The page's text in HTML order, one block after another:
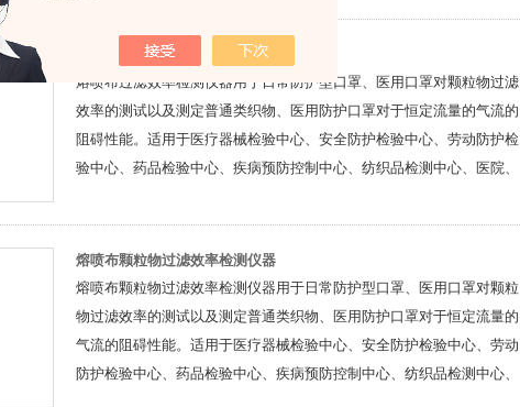
熔喷布过滤效率检测仪器
熔喷布过滤效率检测仪器用于日常防护型口罩、医用口罩对颗粒物过滤
效率的测试以及测定普通类织物、医用防护口罩对于恒定流量的气流的
阻碍性能。适用于医疗器械检验中心、安全防护检验中心、劳动防护检
验中心、药品检验中心、疾病预防控制中心、纺织品检测中心、医院、
熔喷布颗粒物过滤效率检测仪器
熔喷布颗粒物过滤效率检测仪器用于日常防护型口罩、医用口罩对颗粒
物过滤效率的测试以及测定普通类织物、医用防护口罩对于恒定流量的
气流的阻碍性能。适用于医疗器械检验中心、安全防护检验中心、劳动
防护检验中心、药品检验中心、疾病预防控制中心、纺织品检测中心、